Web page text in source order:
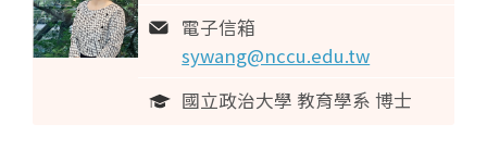
電子信箱
sywang@nccu.edu.tw
國立政治大學 教育學系 博士